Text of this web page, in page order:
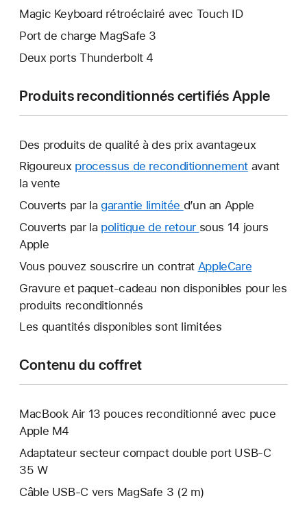
Magic Keyboard rétroéclairé avec Touch ID
Port de charge MagSafe 3
Deux ports Thunderbolt 4
Produits reconditionnés certifiés Apple
Des produits de qualité à des prix avantageux
Rigoureux processus de reconditionnement avant
la vente
Couverts par la garantie limitée Une
nouvelle
d’un an Apple
Couverts par la politique de retour Une
fenêtre
sous 14 jours
Apple
Vous pouvez souscrire un contrat AppleCare
nouvelle
Gravure et paquet-cadeau non disponibles pour les
produits reconditionnés
Les quantités disponibles sont limitées
Contenu du coffret
MacBook Air 13 pouces reconditionné avec puce
Apple M4
Adaptateur secteur compact double port USB-C
35 W
Câble USB-C vers MagSafe 3 (2 m)